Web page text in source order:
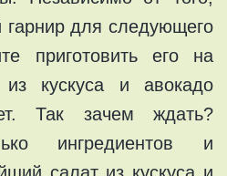
гарнир для следующего
приготовить его на
кускуса и авокадо
Так зачем ждать?
ингредиентов и
салат из кускуса и